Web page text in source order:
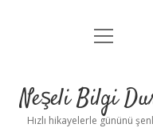
Anasayfa
Yasal Uyarı
menüyü
Neşeli Bilgi
Hızlı hikayelerle gününü